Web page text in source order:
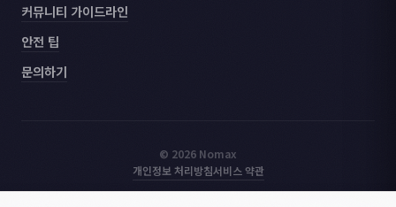
커뮤니티 가이드라인
안전 팁
문의하기
© 2026 Nomax
개인정보 처리방침서비스 약관